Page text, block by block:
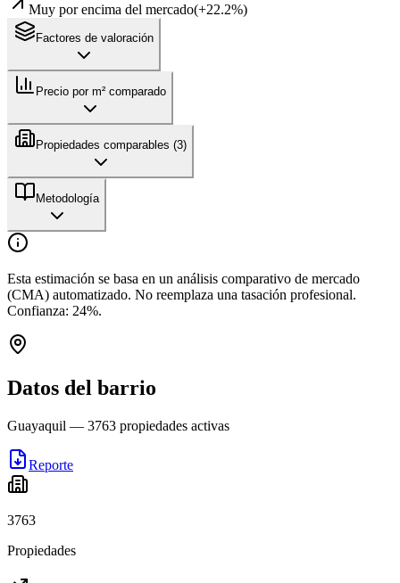
Muy por encima del mercado(+22.2%)
Factores de valoración
Precio por m² comparado
Propiedades comparables (3)
Metodología
Esta estimación se basa en un análisis comparativo de mercado
(CMA) automatizado. No reemplaza una tasación profesional.
Confianza: 24%.
Datos del barrio
Guayaquil — 3763 propiedades activas
Reporte
3763
Propiedades